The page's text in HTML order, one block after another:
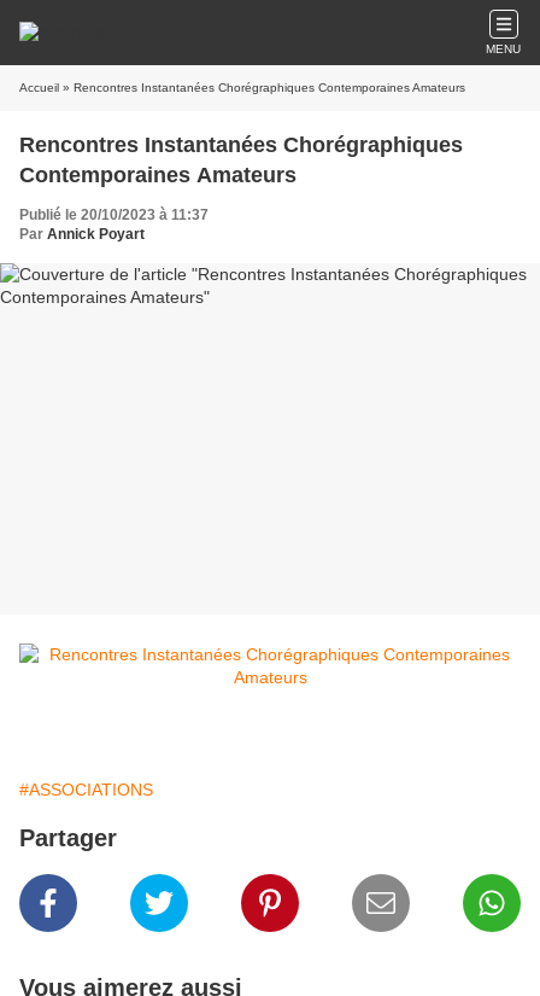
MENU
Accueil » Rencontres Instantanées Chorégraphiques Contemporaines Amateurs
Rencontres Instantanées Chorégraphiques
Contemporaines Amateurs
Publié le 20/10/2023 à 11:37
Par Annick Poyart
#ASSOCIATIONS
Partager
Vous aimerez aussi